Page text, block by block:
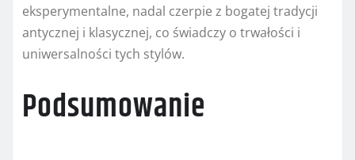
eksperymentalne, nadal czerpie z bogatej tradycji
antycznej i klasycznej, co świadczy o trwałości i
uniwersalności tych stylów.
Podsumowanie